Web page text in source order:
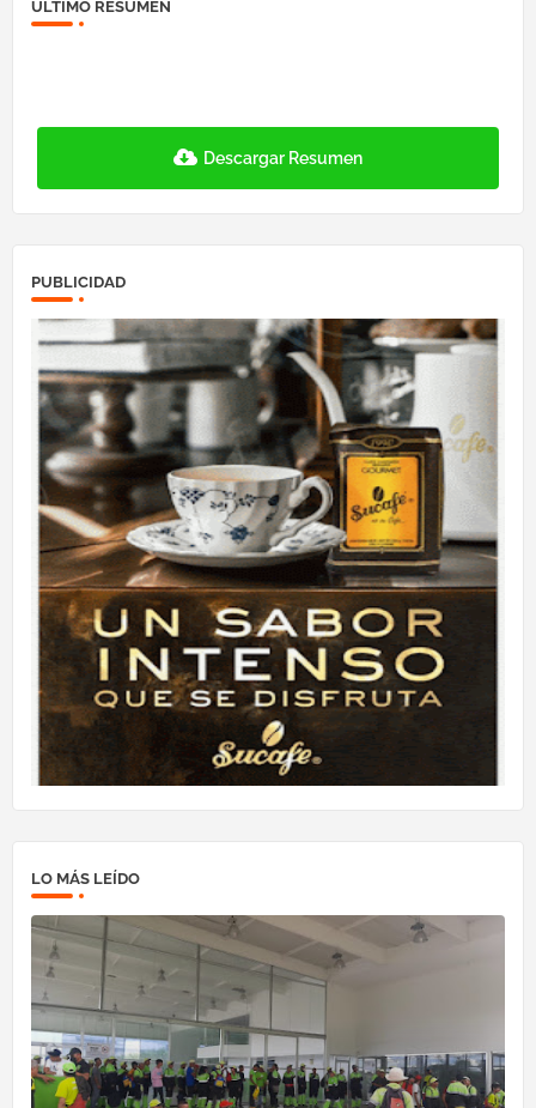
ÚLTIMO RESUMEN
Descargar Resumen
PUBLICIDAD
LO MÁS LEÍDO